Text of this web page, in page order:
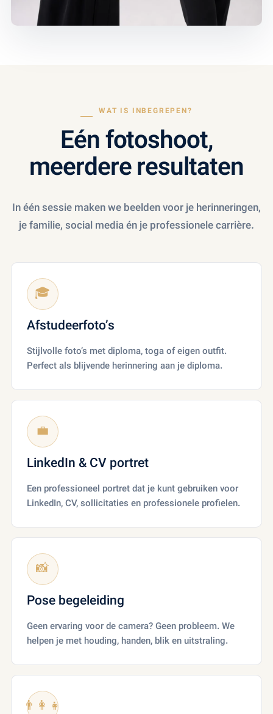
WAT IS INBEGREPEN?
Eén fotoshoot,
meerdere resultaten
In één sessie maken we beelden voor je herinneringen,
je familie, social media én je professionele carrière.
🎓
Afstudeerfoto’s
Stijlvolle foto’s met diploma, toga of eigen outfit.
Perfect als blijvende herinnering aan je diploma.
💼
LinkedIn & CV portret
Een professioneel portret dat je kunt gebruiken voor
LinkedIn, CV, sollicitaties en professionele profielen.
📸
Pose begeleiding
Geen ervaring voor de camera? Geen probleem. We
helpen je met houding, handen, blik en uitstraling.
👨‍👩‍👧